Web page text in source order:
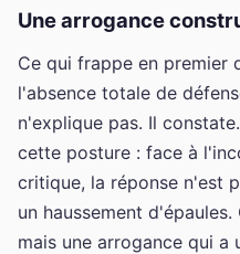
Une arrogance
Ce qui frappe en premier
l'absence totale de
n'explique pas. Il
cette posture : face à
critique, la réponse n'est
un haussement
mais une arrogance qui a